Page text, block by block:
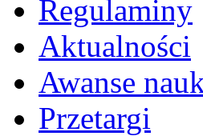
Regulaminy
Aktualności
Awanse
Przetargi